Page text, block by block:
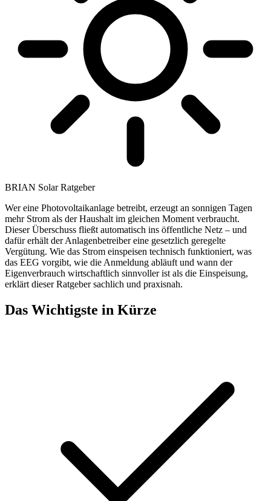
BRIAN Solar Ratgeber
Wer eine Photovoltaikanlage betreibt, erzeugt an sonnigen Tagen
mehr Strom als der Haushalt im gleichen Moment verbraucht.
Dieser Überschuss fließt automatisch ins öffentliche Netz – und
dafür erhält der Anlagenbetreiber eine gesetzlich geregelte
Vergütung. Wie das Strom einspeisen technisch funktioniert, was
das EEG vorgibt, wie die Anmeldung abläuft und wann der
Eigenverbrauch wirtschaftlich sinnvoller ist als die Einspeisung,
erklärt dieser Ratgeber sachlich und praxisnah.
Das Wichtigste in Kürze